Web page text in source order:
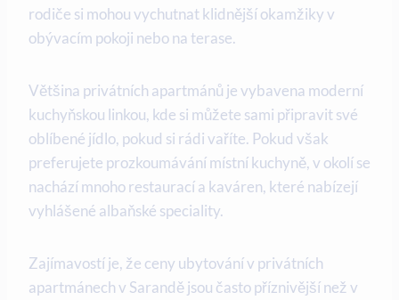
rodiče si mohou vychutnat klidnější okamžiky v
obývacím pokoji nebo na terase.
Většina privátních apartmánů je vybavena moderní
kuchyňskou linkou, kde si můžete ​sami⁤ připravit své
oblíbené jídlo, pokud si rádi vaříte.‌ Pokud však
preferujete prozkoumávání místní kuchyně, v okolí se
nachází mnoho restaurací a kaváren, které nabízejí
⁢vyhlášené albaňské speciality.
Zajímavostí je, že ceny ubytování​ v privátních
apartmánech v Sarandě jsou často příznivější než v